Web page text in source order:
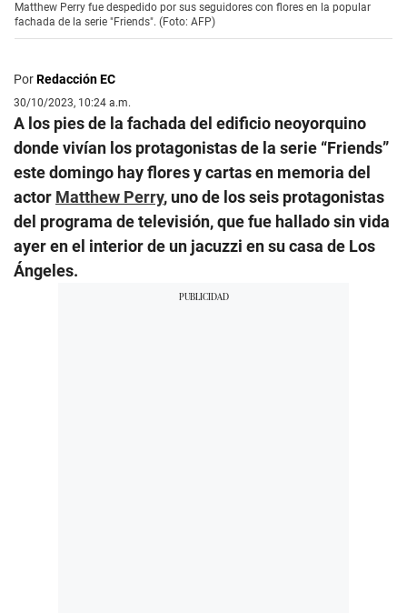
Matthew Perry fue despedido por sus seguidores con flores en la popular
fachada de la serie "Friends". (Foto: AFP)
PorRedacción EC
30/10/2023, 10:24 a.m.
A los pies de la fachada del edificio neoyorquino
donde vivían los protagonistas de la serie “Friends”
este domingo hay flores y cartas en memoria del
actor Matthew Perry, uno de los seis protagonistas
del programa de televisión, que fue hallado sin vida
ayer en el interior de un jacuzzi en su casa de Los
Ángeles.